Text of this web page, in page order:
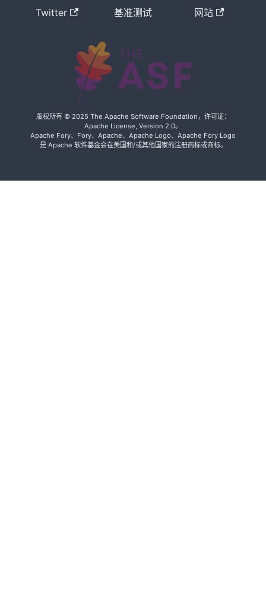
Twitter
基准测试
网站
版权所有 © 2025 The Apache Software Foundation，许可证：
Apache License, Version 2.0。
Apache Fory、Fory、Apache、Apache Logo、Apache Fory Logo
是 Apache 软件基金会在美国和/或其他国家的注册商标或商标。